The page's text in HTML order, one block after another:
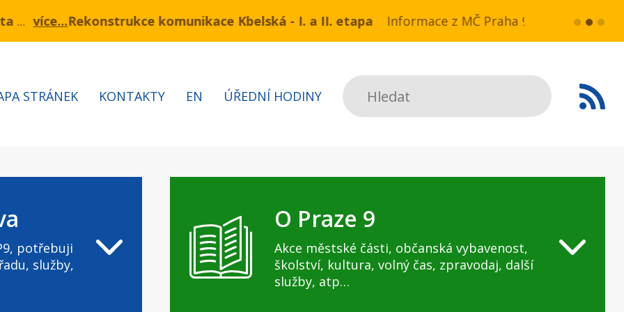
3.7 – 7.8.2026 bude probíhat obnova kabelů VN a NN v ul. Drahobejlova,
komunikace Kbelská - I. a II. etapa Informace z MČ Praha 9:Havarijní stav ulice Kbelská (úsek
více...
Hledat
STRÁNEK KONTAKTY EN ÚŘEDNÍ HODINY
potřebuji
služby,
O Praze 9
Akce městské části, občanská vybavenost,
školství, kultura, volný čas, zpravodaj, další
služby, atp…